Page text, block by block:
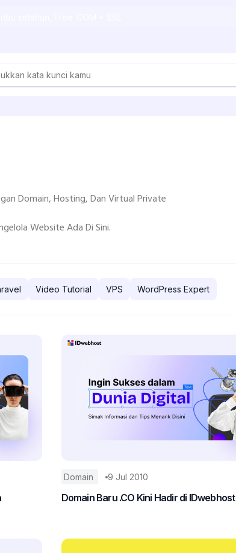
Domain, Hosting, Dan Virtual Private
Website Ada Di Sini.
Video Tutorial VPS WordPress Expert
Domain 9 Jul 2010
Domain Baru .CO Kini Hadir di IDwebhost